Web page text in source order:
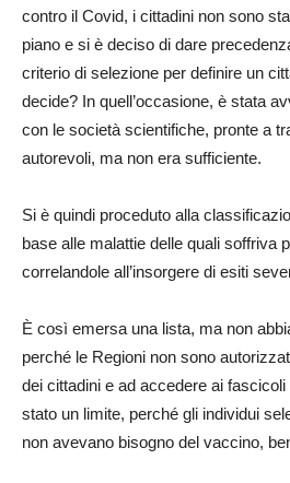
contro il Covid, i cittadini non sono
piano e si è deciso di dare
criterio di selezione per definire un
decide? In quell’occasione, è stata
con le società scientifiche, pronte a
autorevoli, ma non era sufficiente.
Si è quindi proceduto alla
base alle malattie delle quali soffriva
correlandole all’insorgere di esiti
È così emersa una lista, ma non
perché le Regioni non sono
dei cittadini e ad accedere ai
stato un limite, perché gli individui
non avevano bisogno del vaccino,